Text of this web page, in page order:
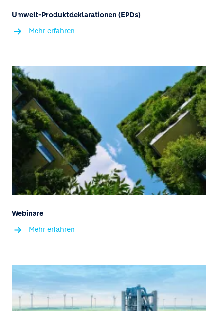
Umwelt-Produktdeklarationen (EPDs)
Mehr erfahren
Webinare
Mehr erfahren